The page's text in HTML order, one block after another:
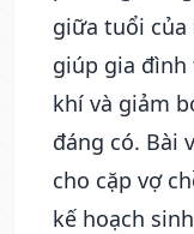
giữa tuổi của
giúp gia
khí và giảm
đáng có. Bài
cho cặp vợ
kế hoạch